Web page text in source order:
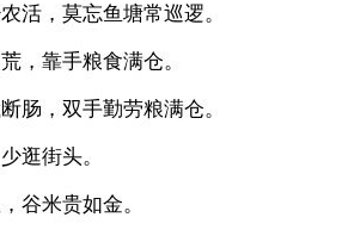
活，莫忘鱼塘常巡逻。
，靠手粮食满仓。
肠，双手勤劳粮满仓。
逛街头。
谷米贵如金。